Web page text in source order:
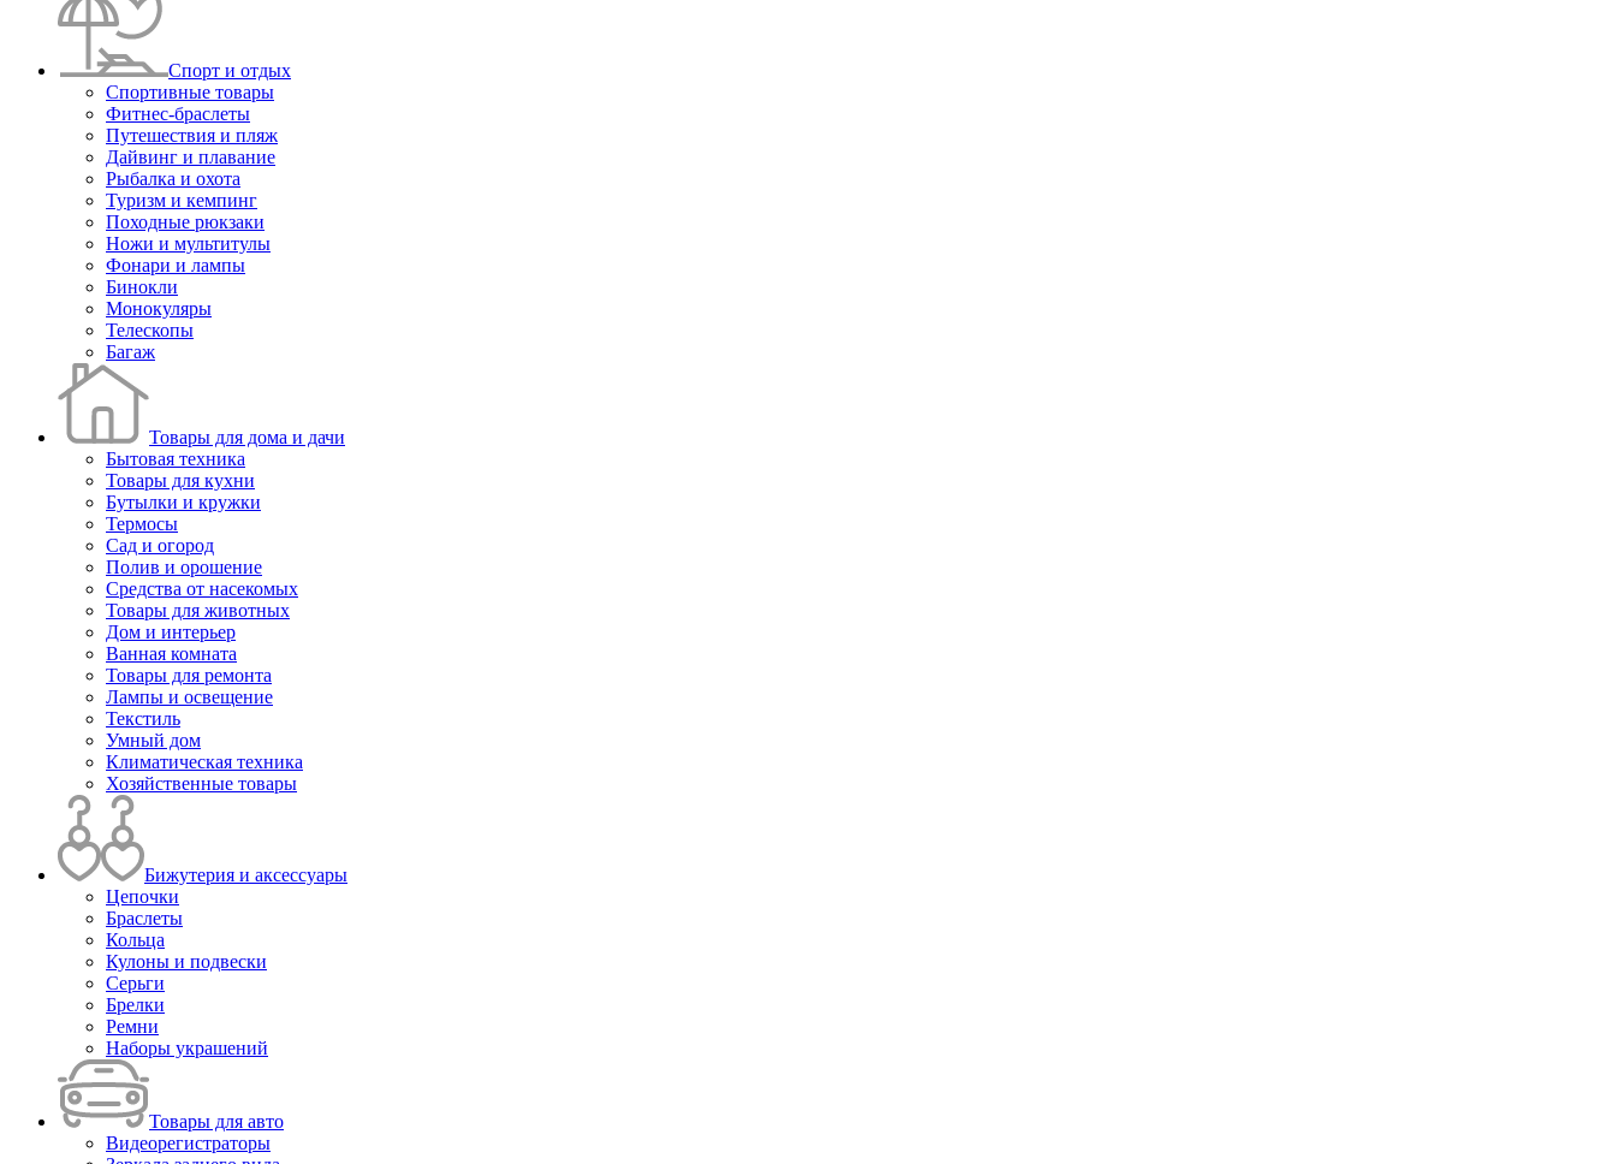
Спорт и отдых
Спортивные товары
Фитнес-браслеты
Путешествия и пляж
Дайвинг и плавание
Рыбалка и охота
Туризм и кемпинг
Походные рюкзаки
Ножи и мультитулы
Фонари и лампы
Бинокли
Монокуляры
Телескопы
Багаж
Товары для дома и дачи
Бытовая техника
Товары для кухни
Бутылки и кружки
Термосы
Сад и огород
Полив и орошение
Средства от насекомых
Товары для животных
Дом и интерьер
Ванная комната
Товары для ремонта
Лампы и освещение
Текстиль
Умный дом
Климатическая техника
Хозяйственные товары
Бижутерия и аксессуары
Цепочки
Браслеты
Кольца
Кулоны и подвески
Серьги
Брелки
Ремни
Наборы украшений
Товары для авто
Видеорегистраторы